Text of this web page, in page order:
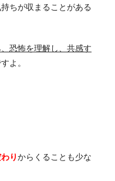
ちが収まることがある
恐怖を理解し、共感す
よ。
りからくることも少な